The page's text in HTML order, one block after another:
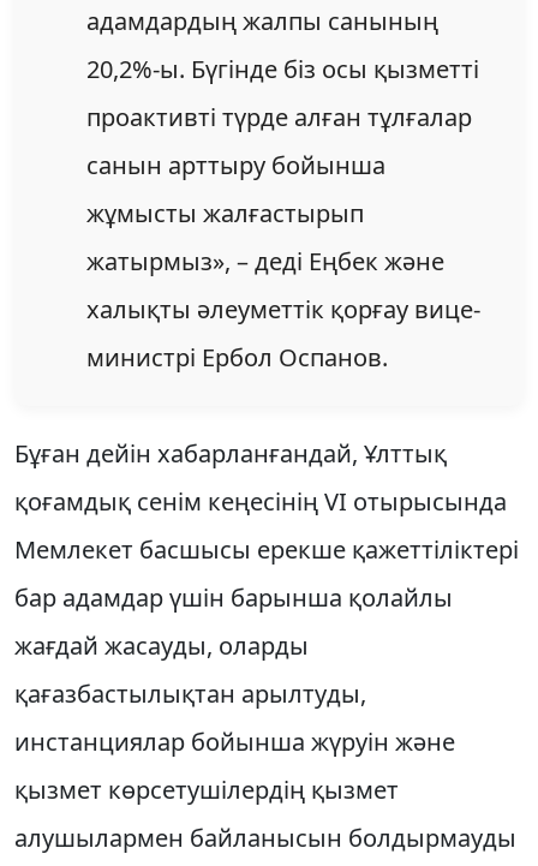
адамдардың жалпы санының
20,2%-ы. Бүгінде біз осы қызметті
проактивті түрде алған тұлғалар
санын арттыру бойынша
жұмысты жалғастырып
жатырмыз», – деді Еңбек және
халықты әлеуметтік қорғау вице-
министрі Ербол Оспанов.
Бұған дейін хабарланғандай, Ұлттық
қоғамдық сенім кеңесінің VI отырысында
Мемлекет басшысы ерекше қажеттіліктері
бар адамдар үшін барынша қолайлы
жағдай жасауды, оларды
қағазбастылықтан арылтуды,
инстанциялар бойынша жүруін және
қызмет көрсетушілердің қызмет
алушылармен байланысын болдырмауды